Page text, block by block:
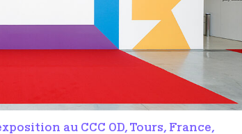
au CCC OD, Tours, France,